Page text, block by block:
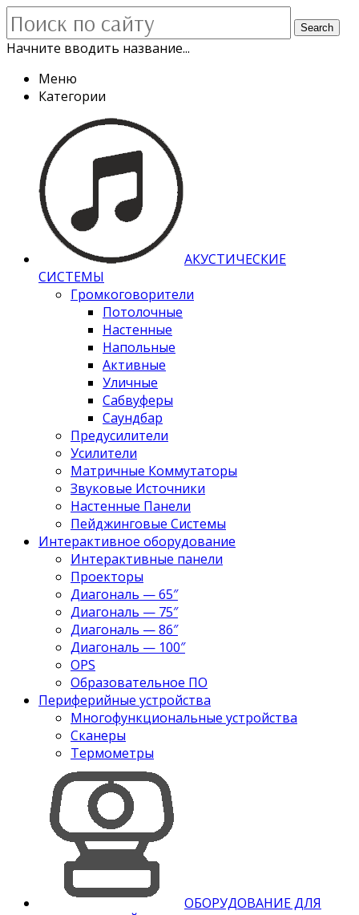
Search
Начните вводить название...
Меню
Категории
АКУСТИЧЕСКИЕ
СИСТЕМЫ
Громкоговорители
Потолочные
Настенные
Напольные
Активные
Уличные
Сабвуферы
Саундбар
Предусилители
Усилители
Матричные Коммутаторы
Звуковые Источники
Настенные Панели
Пейджинговые Системы
Интерактивное оборудование
Интерактивные панели
Проекторы
Диагональ — 65″
Диагональ — 75″
Диагональ — 86″
Диагональ — 100″
OPS
Образовательное ПО
Периферийные устройства
Многофункциональные устройства
Сканеры
Термометры
ОБОРУДОВАНИЕ ДЛЯ